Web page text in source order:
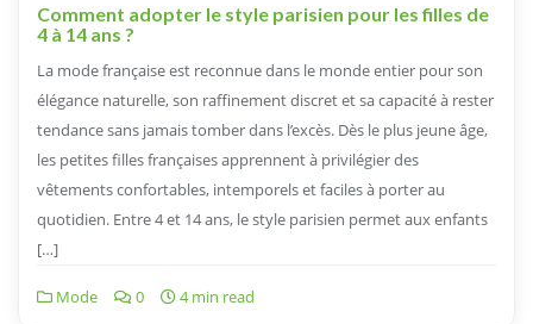
Comment adopter le style parisien pour les filles de
4 à 14 ans ?
La mode française est reconnue dans le monde entier pour son
élégance naturelle, son raffinement discret et sa capacité à rester
tendance sans jamais tomber dans l’excès. Dès le plus jeune âge,
les petites filles françaises apprennent à privilégier des
vêtements confortables, intemporels et faciles à porter au
quotidien. Entre 4 et 14 ans, le style parisien permet aux enfants
[…]
Mode 0 4 min read